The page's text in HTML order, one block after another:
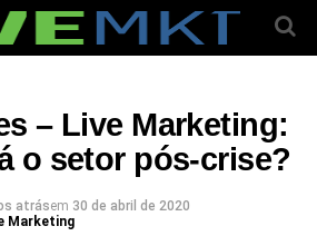
– Live Marketing:
o setor pós-crise?
atrásem 30 de abril de 2020
Marketing